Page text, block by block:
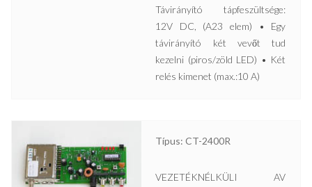
Távirányító tápfeszültsége:
12V DC, (A23 elem) • Egy
távirányító két vevőt tud
kezelni (piros/zöld LED) • Két
relés kimenet (max.:10 A)
Típus: CT-2400R
VEZETÉKNÉLKÜLI AV